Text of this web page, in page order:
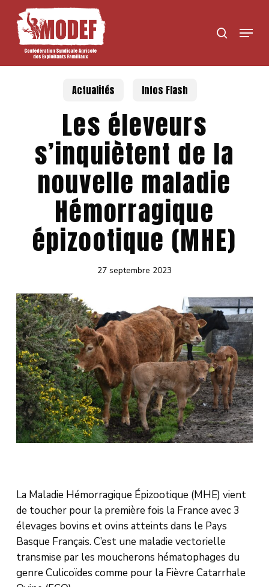
content
search
Menu
Actualités Infos Flash
Les éleveurs
s’inquiètent de la
nouvelle maladie
Hémorragique
épizootique (MHE)
27 septembre 2023
La Maladie Hémorragique Épizootique (MHE) vient
de toucher pour la première fois la France avec 3
élevages bovins et ovins atteints dans le Pays
Basque Français. C’est une maladie vectorielle
transmise par les moucherons hématophages du
genre Culicoïdes comme pour la Fièvre Catarrhale